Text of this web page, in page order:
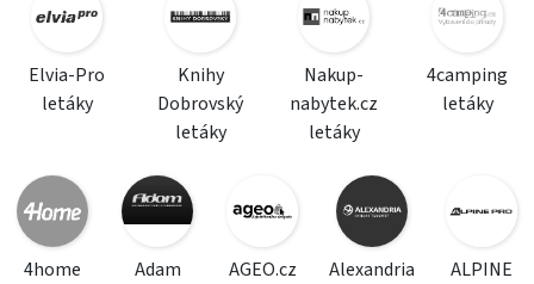
Elvia-Pro
letáky
Knihy
Dobrovský
letáky
Nakup-
nabytek.cz
letáky
4camping
letáky
4home
Adam
AGEO.cz
Alexandria
ALPINE